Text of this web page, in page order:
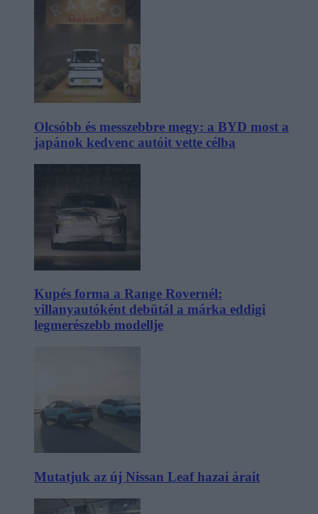
Olcsóbb és messzebbre megy: a BYD most a
japánok kedvenc autóit vette célba
Kupés forma a Range Rovernél:
villanyautóként debütál a márka eddigi
legmerészebb modellje
Mutatjuk az új Nissan Leaf hazai árait